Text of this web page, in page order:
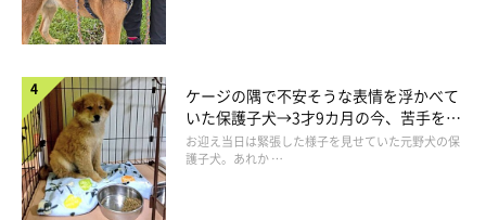
飼い主さん：
「くぅちゃんだけが半年以上飼い主が決まらず、しばらくポツン
と残っていました。センターの職員の方に「飼わない？」と言わ
れて、夫に相談したところOKをもらったので、出会ってから3〜
4カ月後にくぅちゃんが我が家にやってきました！」
ケージの隅で不安そうな表情を浮かべて
いた保護子犬→3才9カ月の今、苦手を克
服し頼もしいコに成長！
お迎え当日は緊張した様子を見せていた元野犬の保
護子犬。あれか …